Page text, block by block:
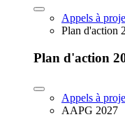
Appels à
Plan d'action
Plan d'action
Appels à
AAPG 2027